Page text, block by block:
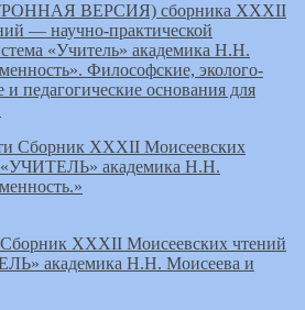
ВЕРСИЯ) сборника XXXII
— научно-практической
«Учитель» академика Н.Н.
Философские, эколого-
и педагогические основания для
ХХХII Моисеевских чтений
академика Н.Н. Моисеева и